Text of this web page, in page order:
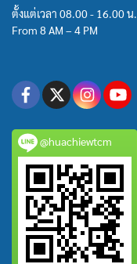
ตั้งแต่เวลา 08.00 - 16.00 น.
From 8 AM – 4 PM
@huachiewtcm